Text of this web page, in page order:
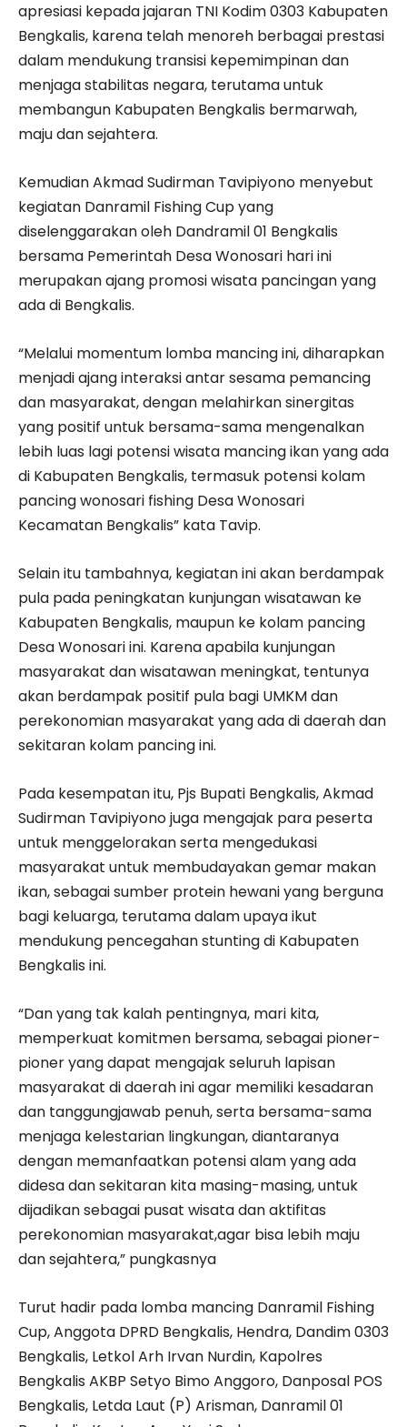
apresiasi kepada jajaran TNI Kodim 0303 Kabupaten
Bengkalis, karena telah menoreh berbagai prestasi
dalam mendukung transisi kepemimpinan dan
menjaga stabilitas negara, terutama untuk
membangun Kabupaten Bengkalis bermarwah,
maju dan sejahtera.
Kemudian Akmad Sudirman Tavipiyono menyebut
kegiatan Danramil Fishing Cup yang
diselenggarakan oleh Dandramil 01 Bengkalis
bersama Pemerintah Desa Wonosari hari ini
merupakan ajang promosi wisata pancingan yang
ada di Bengkalis.
“Melalui momentum lomba mancing ini, diharapkan
menjadi ajang interaksi antar sesama pemancing
dan masyarakat, dengan melahirkan sinergitas
yang positif untuk bersama-sama mengenalkan
lebih luas lagi potensi wisata mancing ikan yang ada
di Kabupaten Bengkalis, termasuk potensi kolam
pancing wonosari fishing Desa Wonosari
Kecamatan Bengkalis” kata Tavip.
Selain itu tambahnya, kegiatan ini akan berdampak
pula pada peningkatan kunjungan wisatawan ke
Kabupaten Bengkalis, maupun ke kolam pancing
Desa Wonosari ini. Karena apabila kunjungan
masyarakat dan wisatawan meningkat, tentunya
akan berdampak positif pula bagi UMKM dan
perekonomian masyarakat yang ada di daerah dan
sekitaran kolam pancing ini.
Pada kesempatan itu, Pjs Bupati Bengkalis, Akmad
Sudirman Tavipiyono juga mengajak para peserta
untuk menggelorakan serta mengedukasi
masyarakat untuk membudayakan gemar makan
ikan, sebagai sumber protein hewani yang berguna
bagi keluarga, terutama dalam upaya ikut
mendukung pencegahan stunting di Kabupaten
Bengkalis ini.
“Dan yang tak kalah pentingnya, mari kita,
memperkuat komitmen bersama, sebagai pioner-
pioner yang dapat mengajak seluruh lapisan
masyarakat di daerah ini agar memiliki kesadaran
dan tanggungjawab penuh, serta bersama-sama
menjaga kelestarian lingkungan, diantaranya
dengan memanfaatkan potensi alam yang ada
didesa dan sekitaran kita masing-masing, untuk
dijadikan sebagai pusat wisata dan aktifitas
perekonomian masyarakat,agar bisa lebih maju
dan sejahtera,” pungkasnya
Turut hadir pada lomba mancing Danramil Fishing
Cup, Anggota DPRD Bengkalis, Hendra, Dandim 0303
Bengkalis, Letkol Arh Irvan Nurdin, Kapolres
Bengkalis AKBP Setyo Bimo Anggoro, Danposal POS
Bengkalis, Letda Laut (P) Arisman, Danramil 01